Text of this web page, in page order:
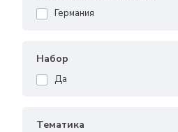
Германия
Набор
Да
Тематика